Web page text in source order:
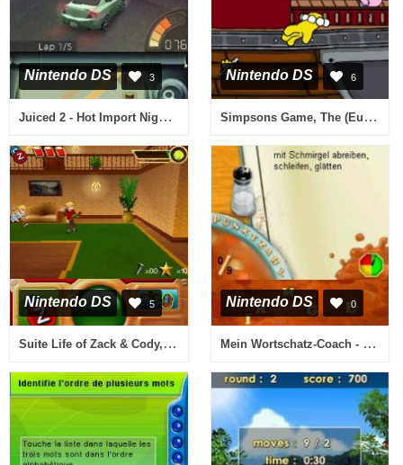
Nintendo DS 3
Juiced 2 - Hot Import Nights (USA)
Nintendo DS 6
Simpsons Game, The (Europe)
Nintendo DS 5
Suite Life of Zack & Cody, The - Circle of Spies (USA) (En,Fr,De,Es,It,Nl)
Nintendo DS 0
Mein Wortschatz-Coach - Verbessere Dein Ausdrucksvermoegen (Germany) (Rev 1)